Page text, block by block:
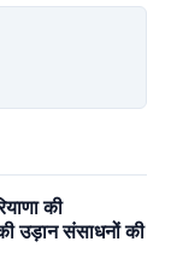
की
उड़ान संसाधनों की